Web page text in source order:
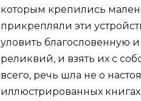
которым крепились
прикрепляли эти
уловить
реликвий, и взять их с
всего, речь шла не о
иллюстрированных